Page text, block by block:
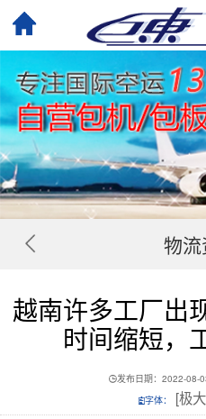
物
越南许多工厂出
时间缩短，
发布日期：2022-08-
字体：
[极大